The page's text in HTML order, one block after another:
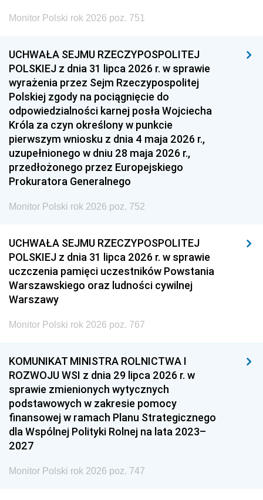
Monitor Polski rok 2026 poz. 751
UCHWAŁA SEJMU RZECZYPOSPOLITEJ
POLSKIEJ z dnia 31 lipca 2026 r. w sprawie
wyrażenia przez Sejm Rzeczypospolitej
Polskiej zgody na pociągnięcie do
odpowiedzialności karnej posła Wojciecha
Króla za czyn określony w punkcie
pierwszym wniosku z dnia 4 maja 2026 r.,
uzupełnionego w dniu 28 maja 2026 r.,
przedłożonego przez Europejskiego
Prokuratora Generalnego
Monitor Polski rok 2026 poz. 752
UCHWAŁA SEJMU RZECZYPOSPOLITEJ
POLSKIEJ z dnia 31 lipca 2026 r. w sprawie
uczczenia pamięci uczestników Powstania
Warszawskiego oraz ludności cywilnej
Warszawy
Monitor Polski rok 2026 poz. 767
KOMUNIKAT MINISTRA ROLNICTWA I
ROZWOJU WSI z dnia 29 lipca 2026 r. w
sprawie zmienionych wytycznych
podstawowych w zakresie pomocy
finansowej w ramach Planu Strategicznego
dla Wspólnej Polityki Rolnej na lata 2023–
2027
Monitor Polski rok 2026 poz. 747